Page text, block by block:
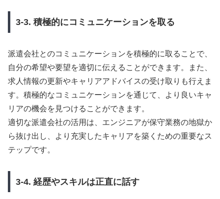
3-3. 積極的にコミュニケーションを取る
派遣会社とのコミュニケーションを積極的に取ることで、
自分の希望や要望を適切に伝えることができます。また、
求人情報の更新やキャリアアドバイスの受け取りも行えま
す。積極的なコミュニケーションを通じて、より良いキャ
リアの機会を見つけることができます。
適切な派遣会社の活用は、エンジニアが保守業務の地獄か
ら抜け出し、より充実したキャリアを築くための重要なス
テップです。
3-4. 経歴やスキルは正直に話す